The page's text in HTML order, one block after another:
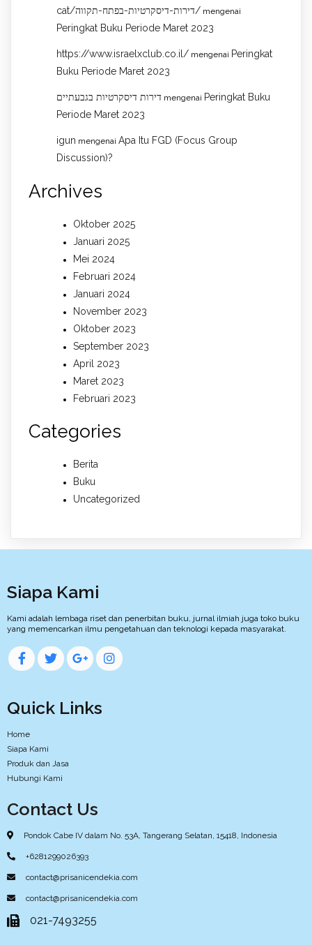
cat/דירות-דיסקרטיות-בפתח-תקווה/ mengenai
Peringkat Buku Periode Maret 2023
https://www.israelxclub.co.il/ mengenai Peringkat
Buku Periode Maret 2023
דירות דיסקרטיות בגבעתיים mengenai Peringkat Buku
Periode Maret 2023
igun mengenai Apa Itu FGD (Focus Group
Discussion)?
Archives
Oktober 2025
Januari 2025
Mei 2024
Februari 2024
Januari 2024
November 2023
Oktober 2023
September 2023
April 2023
Maret 2023
Februari 2023
Categories
Berita
Buku
Uncategorized
Siapa Kami
Kami adalah lembaga riset dan penerbitan buku, jurnal ilmiah juga toko buku
yang memencarkan ilmu pengetahuan dan teknologi kepada masyarakat.
Quick Links
Home
Siapa Kami
Produk dan Jasa
Hubungi Kami
Contact Us
Pondok Cabe IV dalam No. 53A, Tangerang Selatan, 15418, Indonesia
+6281299026393
contact@prisanicendekia.com
contact@prisanicendekia.com
021-7493255